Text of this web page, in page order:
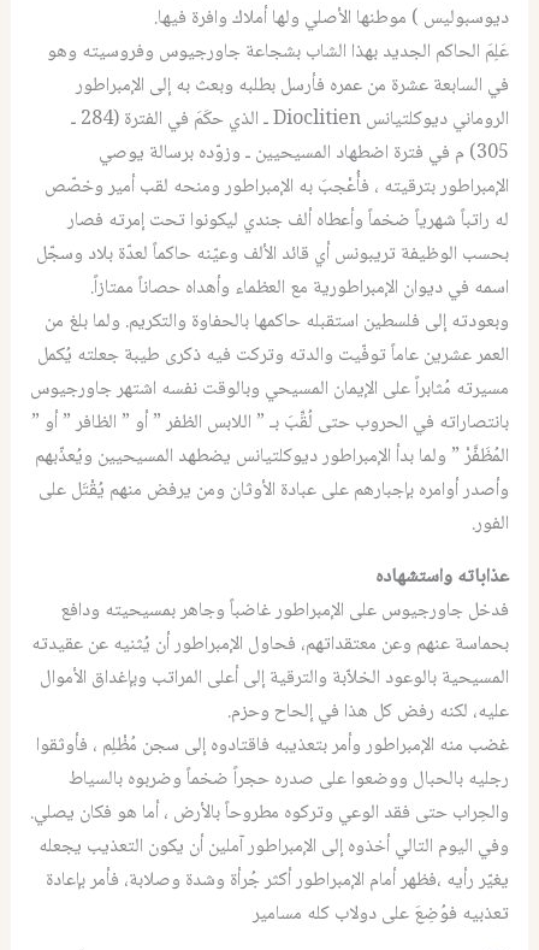
ديوسبوليس ) موطنها الأصلي ولها أملاك وافرة فيها.
عَلِمَ الحاكم الجديد بهذا الشاب بشجاعة جاورجيوس وفروسيته وهو
في السابعة عشرة من عمره فأرسل بطلبه وبعث به إلى الإمبراطور
الروماني ديوكلتيانس Dioclitien ـ الذي حكَمَ في الفترة (284 ـ
305) م في فترة اضطهاد المسيحيين ـ وزوّده برسالة يوصي
الإمبراطور بترقيته ، فأُعْجبَ به الإمبراطور ومنحه لقب أمير وخصّص
له راتباً شهرياً ضخماً وأعطاه ألف جندي ليكونوا تحت إمرته فصار
بحسب الوظيفة تريبونس أي قائد الألف وعيّنه حاكماً لعدّة بلاد وسجّل
اسمه في ديوان الإمبراطورية مع العظماء وأهداه حصاناً ممتازاً.
وبعودته إلى فلسطين استقبله حاكمها بالحفاوة والتكريم. ولما بلغ من
العمر عشرين عاماً توفّيت والدته وتركت فيه ذكرى طيبة جعلته يُكمل
مسيرته مُثابراً على الإيمان المسيحي وبالوقت نفسه اشتهر جاورجيوس
بانتصاراته في الحروب حتى لُقِّبَ بـ ” اللابس الظفر ” أو ” الظافر ” أو ”
المُظَفَّرْ ” ولما بدأ الإمبراطور ديوكلتيانس يضطهد المسيحيين ويُعذّبهم
وأصدر أوامره بإجبارهم على عبادة الأوثان ومن يرفض منهم يُقْتَل على
الفور.
عذاباته واستشهاده
فدخل جاورجيوس على الإمبراطور غاضباً وجاهر بمسيحيته ودافع
بحماسة عنهم وعن معتقداتهم، فحاول الإمبراطور أن يُثنيه عن عقيدته
المسيحية بالوعود الخلاّبة والترقية إلى أعلى المراتب وبإغداق الأموال
عليه، لكنه رفض كل هذا في إلحاح وحزم.
غضب منه الإمبراطور وأمر بتعذيبه فاقتادوه إلى سجن مُظْلِم ، فأوثقوا
رجليه بالحبال ووضعوا على صدره حجراً ضخماً وضربوه بالسياط
والحِراب حتى فقد الوعي وتركوه مطروحاً بالأرض ، أما هو فكان يصلي.
وفي اليوم التالي أخذوه إلى الإمبراطور آملين أن يكون التعذيب يجعله
يغيّر رأيه ،فظهر أمام الإمبراطور أكثر جُرأة وشدة وصلابة، فأمر بإعادة
تعذبيه فوُضِعَ على دولاب كله مسامير